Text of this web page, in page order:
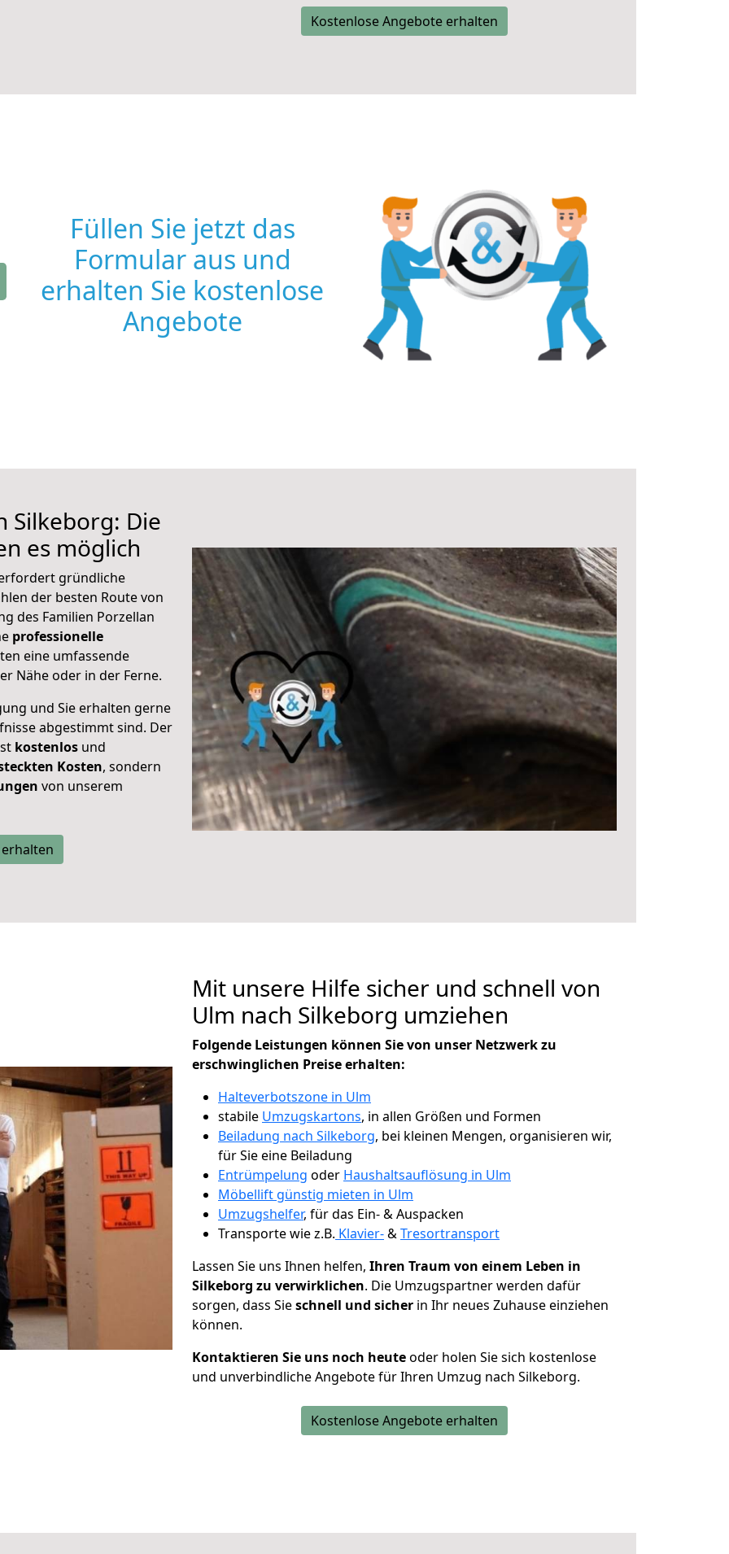
Kostenlose Angebote erhalten
Füllen Sie jetzt das
Formular aus und
erhalten Sie kostenlose
Angebote
Silkeborg: Die
es möglich
gründliche
der besten Route von
des Familien Porzellan
professionelle
eine umfassende
Nähe oder in der Ferne.
und Sie erhalten gerne
abgestimmt sind. Der
kostenlos und
Kosten, sondern
von unserem
Mit unsere Hilfe sicher und schnell von
Ulm nach Silkeborg umziehen
Folgende Leistungen können Sie von unser Netzwerk zu
erschwinglichen Preise erhalten:
Halteverbotszone in Ulm
stabile Umzugskartons, in allen Größen und Formen
Beiladung nach Silkeborg, bei kleinen Mengen, organisieren wir,
für Sie eine Beiladung
Entrümpelung oder Haushaltsauflösung in Ulm
Möbellift günstig mieten in Ulm
Umzugshelfer, für das Ein- & Auspacken
Transporte wie z.B. Klavier-&Tresortransport
Lassen Sie uns Ihnen helfen, Ihren Traum von einem Leben in
Silkeborg zu verwirklichen. Die Umzugspartner werden dafür
sorgen, dass Sieschnell und sicher in Ihr neues Zuhause einziehen
können.
Kontaktieren Sie uns noch heuteoder holen Sie sich kostenlose
und unverbindliche Angebote für Ihren Umzug nach Silkeborg.
Kostenlose Angebote erhalten